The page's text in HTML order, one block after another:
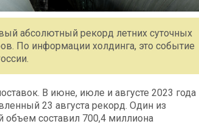
абсолютный рекорд летних суточных
По информации холдинга, это событие
В июне, июле и августе 2023 года
23 августа рекорд. Один из
составил 700,4 миллиона